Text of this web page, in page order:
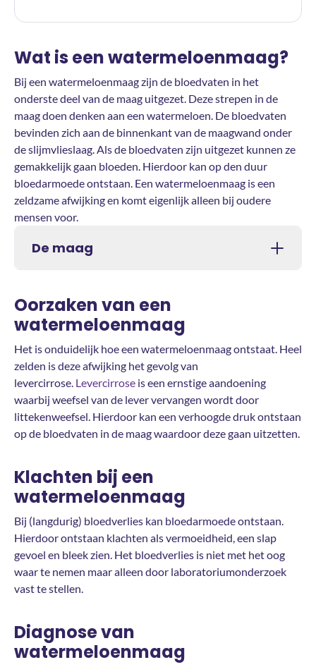
Wat is een watermeloenmaag?
Bij een watermeloenmaag zijn de bloedvaten in het
onderste deel van de maag uitgezet. Deze strepen in de
maag doen denken aan een watermeloen. De bloedvaten
bevinden zich aan de binnenkant van de maagwand onder
de slijmvlieslaag. Als de bloedvaten zijn uitgezet kunnen ze
gemakkelijk gaan bloeden. Hierdoor kan op den duur
bloedarmoede ontstaan. Een watermeloenmaag is een
zeldzame afwijking en komt eigenlijk alleen bij oudere
mensen voor.
De maag
Oorzaken van een
watermeloenmaag
Het is onduidelijk hoe een watermeloenmaag ontstaat. Heel
zelden is deze afwijking het gevolg van
levercirrose. Levercirrose is een ernstige aandoening
waarbij weefsel van de lever vervangen wordt door
littekenweefsel. Hierdoor kan een verhoogde druk ontstaan
op de bloedvaten in de maag waardoor deze gaan uitzetten.
Klachten bij een
watermeloenmaag
Bij (langdurig) bloedverlies kan bloedarmoede ontstaan.
Hierdoor ontstaan klachten als vermoeidheid, een slap
gevoel en bleek zien. Het bloedverlies is niet met het oog
waar te nemen maar alleen door laboratoriumonderzoek
vast te stellen.
Diagnose van
watermeloenmaag